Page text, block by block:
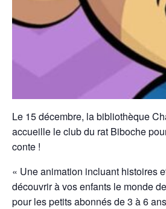
Le 15 décembre, la bibliothèque
accueille le club du rat Biboche
conte !
« Une animation incluant histoires
découvrir à vos enfants le monde
pour les petits abonnés de 3 à 6